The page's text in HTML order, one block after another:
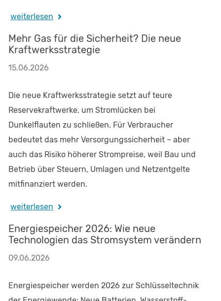
weiterlesen
Mehr Gas für die Sicherheit? Die neue
Kraftwerksstrategie
15.06.2026
Die neue Kraftwerksstrategie setzt auf teure
Reservekraftwerke, um Stromlücken bei
Dunkelflauten zu schließen. Für Verbraucher
bedeutet das mehr Versorgungssicherheit – aber
auch das Risiko höherer Strompreise, weil Bau und
Betrieb über Steuern, Umlagen und Netzentgelte
mitfinanziert werden.
weiterlesen
Energiespeicher 2026: Wie neue
Technologien das Stromsystem verändern
09.06.2026
Energiespeicher werden 2026 zur Schlüsseltechnik